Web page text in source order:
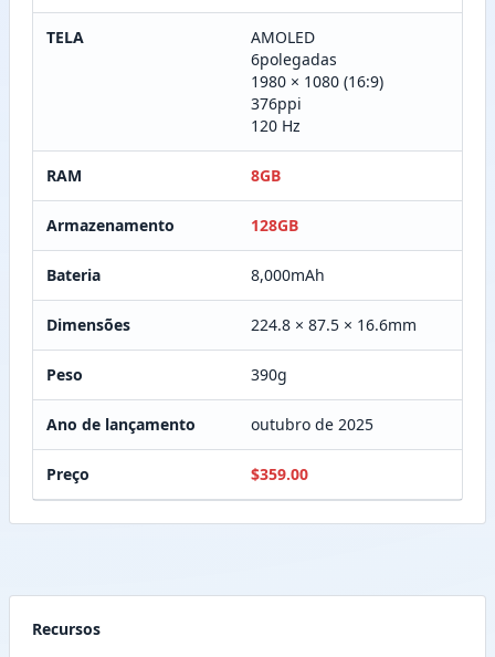
TELA
AMOLED
6polegadas
1980 × 1080 (16:9)
376ppi
120 Hz
RAM 8GB
Armazenamento 128GB
Bateria 8,000mAh
Dimensões 224.8 × 87.5 × 16.6mm
Peso 390g
Ano de lançamento outubro de 2025
Preço $359.00
Recursos